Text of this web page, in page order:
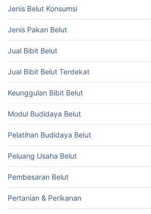
Jenis Belut Konsumsi
Jenis Pakan Belut
Jual Bibit Belut
Jual Bibit Belut Terdekat
Keunggulan Bibit Belut
Modul Budidaya Belut
Pelatihan Budidaya Belut
Peluang Usaha Belut
Pembesaran Belut
Pertanian & Perikanan